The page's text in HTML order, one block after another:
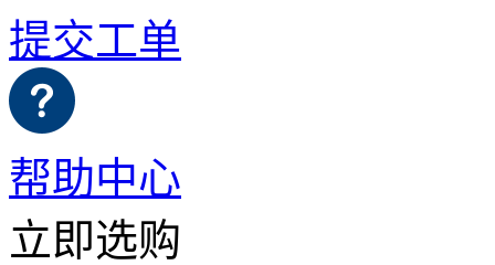
提交工单
帮助中心
立即选购